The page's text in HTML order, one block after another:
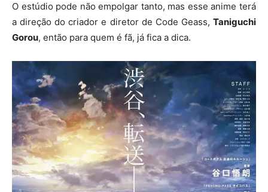
O estúdio pode não empolgar tanto, mas esse anime terá
a direção do criador e diretor de Code Geass, Taniguchi
Gorou, então para quem é fã, já fica a dica.